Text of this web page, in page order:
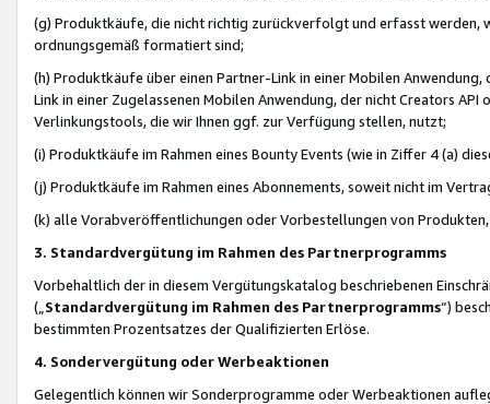
(g) Produktkäufe, die nicht richtig zurückverfolgt und erfasst werden,
ordnungsgemäß formatiert sind;
(h) Produktkäufe über einen Partner-Link in einer Mobilen
Link in einer Zugelassenen Mobilen Anwendung, der nicht Creators
Verlinkungstools, die wir Ihnen ggf. zur Verfügung stellen, nutzt;
(i) Produktkäufe im Rahmen eines Bounty Events (wie in Ziffer 4 (a)
(j) Produktkäufe im Rahmen eines Abonnements, soweit nicht im
(k) alle Vorabveröffentlichungen oder Vorbestellungen von
3. Standardvergütung im Rahmen des Partnerprogramms
Vorbehaltlich der in diesem Vergütungskatalog beschriebenen
(„ Standardvergütung im Rahmen des Partnerprogramms“)
bestimmten Prozentsatzes der Qualifizierten Erlöse.
4. Sondervergütung oder Werbeaktionen
Gelegentlich können wir Sonderprogramme oder Werbeaktionen